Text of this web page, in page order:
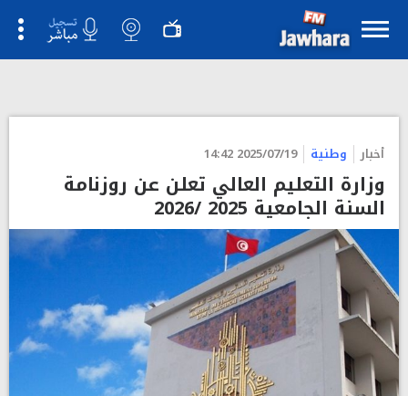
أخبار وطنية 2025/07/19 14:42
وزارة التعليم العالي تعلن عن روزنامة
السنة الجامعية 2025 /2026